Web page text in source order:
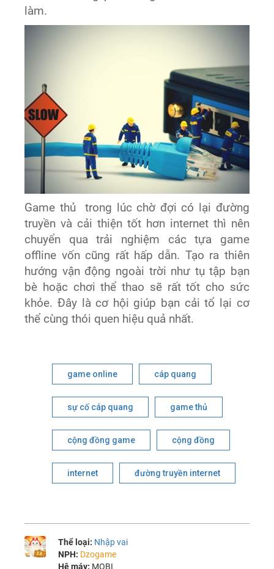
làm.
Game thủ trong lúc chờ đợi có lại đường
truyền và cải thiện tốt hơn internet thì nên
chuyển qua trải nghiệm các tựa game
offline vốn cũng rất hấp dẫn. Tạo ra thiên
hướng vận động ngoài trời như tụ tập bạn
bè hoặc chơi thể thao sẽ rất tốt cho sức
khỏe. Đây là cơ hội giúp bạn cải tổ lại cơ
thể cùng thói quen hiệu quả nhất.
game online cáp quang
sự cố cáp quang game thủ
cộng đồng game cộng đồng
internet đường truyền internet
Thể loại: Nhập vai
NPH: Dzogame
Hệ máy: MOBI